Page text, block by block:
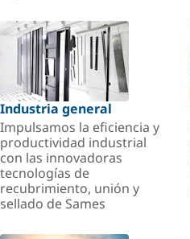
Industria general
Impulsamos la eficiencia y
productividad industrial
con las innovadoras
tecnologías de
recubrimiento, unión y
sellado de Sames